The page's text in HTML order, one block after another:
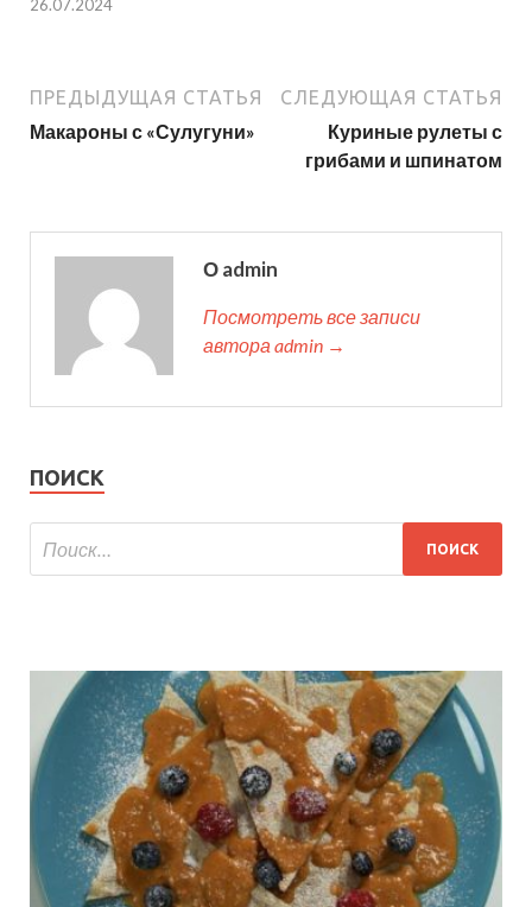
26.07.2024
ПРЕДЫДУЩАЯ СТАТЬЯ
Макароны с «Сулугуни»
СЛЕДУЮЩАЯ СТАТЬЯ
Куриные рулеты с
грибами и шпинатом
О admin
Посмотреть все записи
автора admin →
ПОИСК